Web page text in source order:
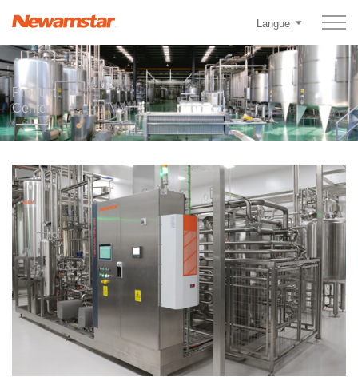
Langue
Product
Center